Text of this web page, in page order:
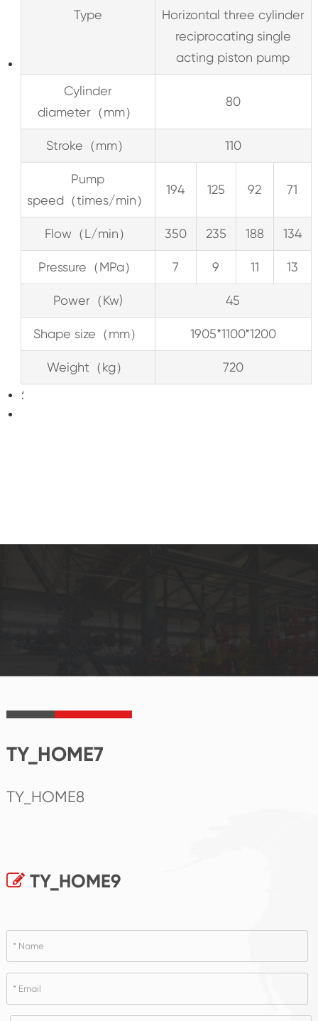
Type
Horizontal three cylinder
reciprocating single
acting piston pump
Cylinder
diameter（mm）
80
Stroke（mm） 110
Pump
speed（times/min）
194 125 92 71
Flow（L/min） 350 235 188 134
Pressure（MPa） 7 9 11 13
Power（Kw) 45
Shape size（mm） 1905*1100*1200
Weight（kg）
720
؛
TY_HOME7
TY_HOME8
TY_HOME9